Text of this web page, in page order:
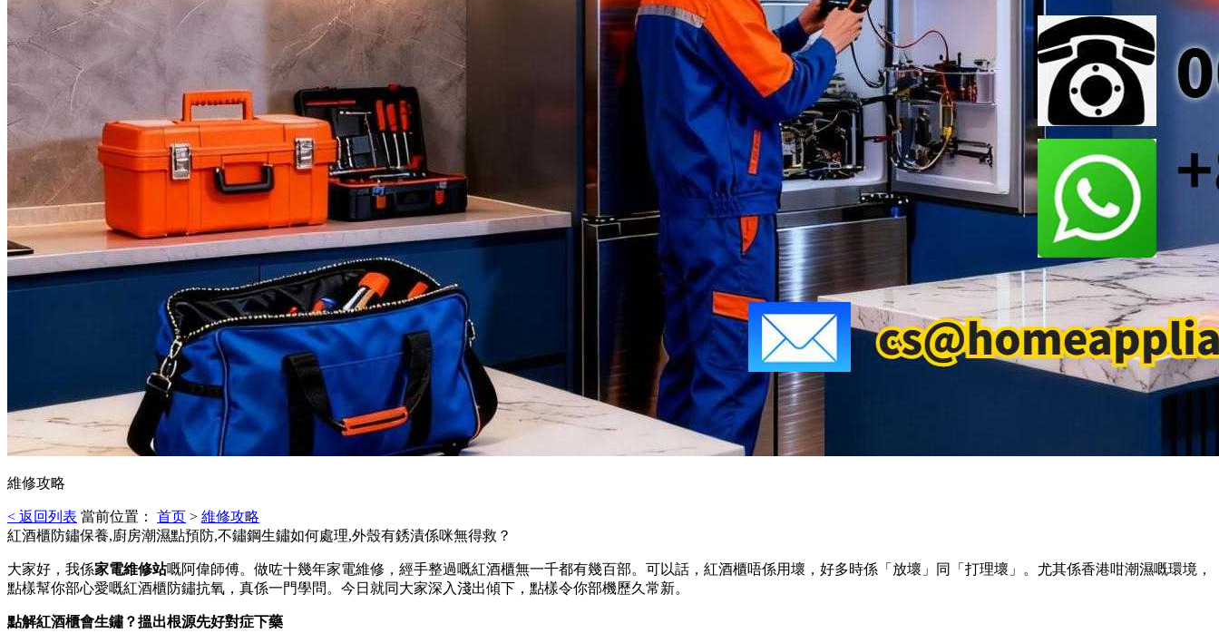
維修攻略
< 返回列表 當前位置： 首页 > 維修攻略
紅酒櫃防鏽保養,廚房潮濕點預防,不鏽鋼生鏽如何處理,外殼有銹漬係咪無得救？
大家好，我係家電維修站嘅阿偉師傅。做咗十幾年家電維修，經手整過嘅紅酒櫃無一千都有幾百部。可以話，紅酒櫃唔係用壞，好多時係「放壞」同「打理壞」。尤其係香港咁潮濕嘅環境，
點樣幫你部心愛嘅紅酒櫃防鏽抗氧，真係一門學問。今日就同大家深入淺出傾下，點樣令你部機歷久常新。
點解紅酒櫃會生鏽？搵出根源先好對症下藥